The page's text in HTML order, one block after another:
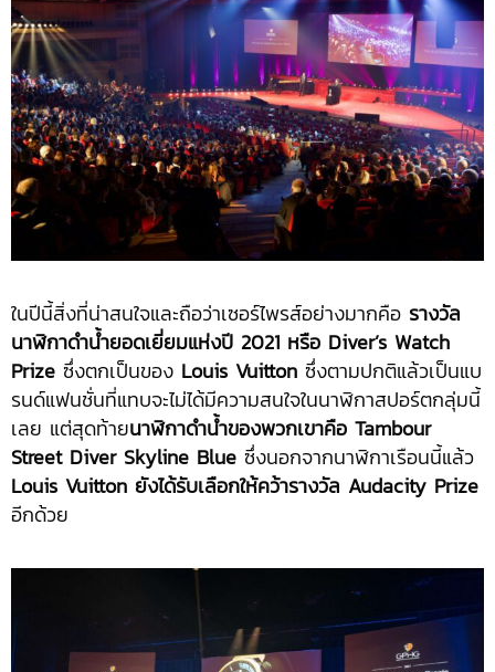
ในปีนี้สิ่งที่น่าสนใจและถือว่าเซอร์ไพรส์อย่างมากคือ รางวัล
นาฬิกาดำน้ำยอดเยี่ยมแห่งปี 2021 หรือ Diver’s Watch
Prize ซึ่งตกเป็นของ Louis Vuitton ซึ่งตามปกติแล้วเป็นแบ
รนด์แฟนชั่นที่แทบจะไม่ได้มีความสนใจในนาฬิกาสปอร์ตกลุ่มนี้
เลย แต่สุดท้ายนาฬิกาดำน้ำของพวกเขาคือ Tambour
Street Diver Skyline Blue ซึ่งนอกจากนาฬิกาเรือนนี้แล้ว
Louis Vuitton ยังได้รับเลือกให้คว้ารางวัล Audacity Prize
อีกด้วย